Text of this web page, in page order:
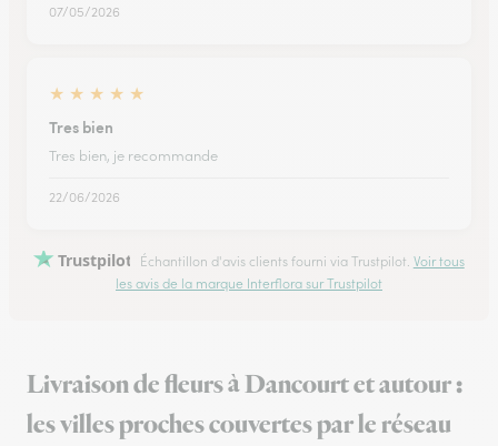
07/05/2026
★ ★ ★ ★ ★
Tres bien
Tres bien, je recommande
22/06/2026
Trustpilot Échantillon d'avis clients fourni via Trustpilot. Voir tous
les avis de la marque Interflora sur Trustpilot
Livraison de fleurs à Dancourt et autour :
les villes proches couvertes par le réseau